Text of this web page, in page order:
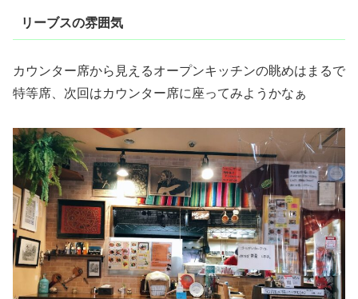
リーブスの雰囲気
カウンター席から見えるオープンキッチンの眺めはまるで
特等席、次回はカウンター席に座ってみようかなぁ